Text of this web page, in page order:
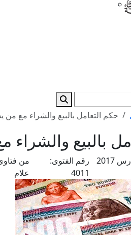
حكم التعامل بالبيع والشراء مع من
بالبيع والشراء
28 مارس 2017
رقم الفتوى:
4011
من
علام